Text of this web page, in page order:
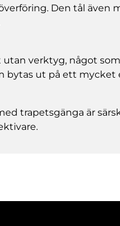
Den tål även
verktyg, något
bytas ut på ett mycket
trapetsgänga är